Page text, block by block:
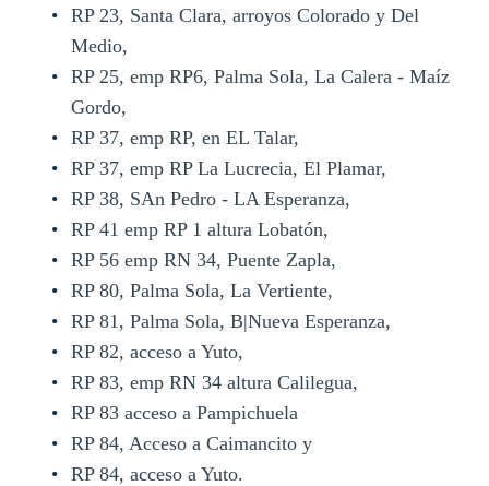
RP 23, Santa Clara, arroyos Colorado y Del
Medio,
RP 25, emp RP6, Palma Sola, La Calera - Maíz
Gordo,
RP 37, emp RP, en EL Talar,
RP 37, emp RP La Lucrecia, El Plamar,
RP 38, SAn Pedro - LA Esperanza,
RP 41 emp RP 1 altura Lobatón,
RP 56 emp RN 34, Puente Zapla,
RP 80, Palma Sola, La Vertiente,
RP 81, Palma Sola, B|Nueva Esperanza,
RP 82, acceso a Yuto,
RP 83, emp RN 34 altura Calilegua,
RP 83 acceso a Pampichuela
RP 84, Acceso a Caimancito y
RP 84, acceso a Yuto.